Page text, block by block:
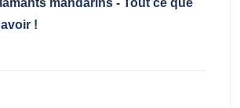
mandarins - Tout ce que
!